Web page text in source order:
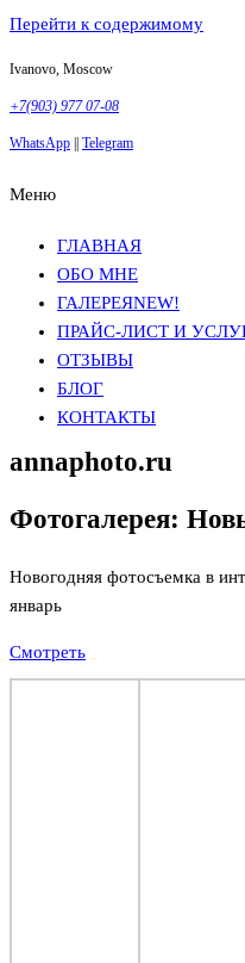
Перейти к содержимому
Ivanovo, Moscow
+7(903) 977 07-08
WhatsApp Telegram
Меню
ГЛАВНАЯ
ОБО МНЕ
ГАЛЕРЕЯNEW!
ПРАЙС-ЛИСТ И
ОТЗЫВЫ
БЛОГ
КОНТАКТЫ
annaphoto.ru
Фотогалерея:
Новогодняя фотосъемка в
январь
Смотреть